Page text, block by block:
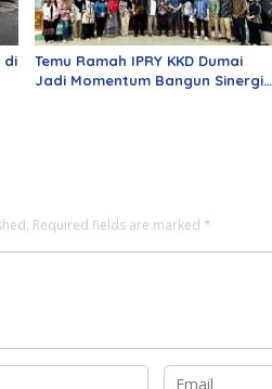
di
Temu Ramah IPRY KKD Dumai
Jadi Momentum Bangun Sinergi
Required fields are marked *